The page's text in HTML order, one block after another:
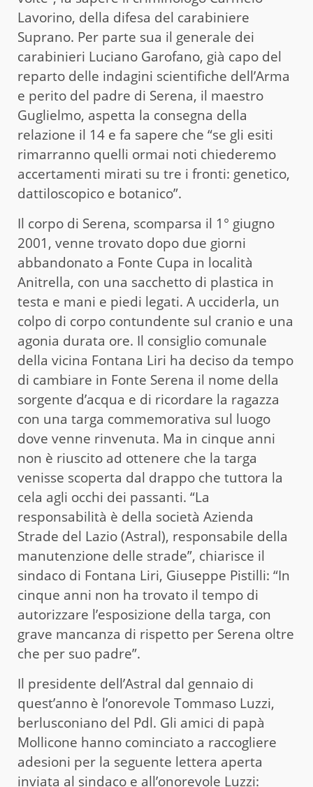
Lavorino, della difesa del carabiniere
Suprano. Per parte sua il generale dei
carabinieri Luciano Garofano, già capo del
reparto delle indagini scientifiche dell’Arma
e perito del padre di Serena, il maestro
Guglielmo, aspetta la consegna della
relazione il 14 e fa sapere che “se gli esiti
rimarranno quelli ormai noti chiederemo
accertamenti mirati su tre i fronti: genetico,
dattiloscopico e botanico”.
Il corpo di Serena, scomparsa il 1° giugno
2001, venne trovato dopo due giorni
abbandonato a Fonte Cupa in località
Anitrella, con una sacchetto di plastica in
testa e mani e piedi legati. A ucciderla, un
colpo di corpo contundente sul cranio e una
agonia durata ore. Il consiglio comunale
della vicina Fontana Liri ha deciso da tempo
di cambiare in Fonte Serena il nome della
sorgente d’acqua e di ricordare la ragazza
con una targa commemorativa sul luogo
dove venne rinvenuta. Ma in cinque anni
non è riuscito ad ottenere che la targa
venisse scoperta dal drappo che tuttora la
cela agli occhi dei passanti. “La
responsabilità è della società Azienda
Strade del Lazio (Astral), responsabile della
manutenzione delle strade”, chiarisce il
sindaco di Fontana Liri, Giuseppe Pistilli: “In
cinque anni non ha trovato il tempo di
autorizzare l’esposizione della targa, con
grave mancanza di rispetto per Serena oltre
che per suo padre”.
Il presidente dell’Astral dal gennaio di
quest’anno è l’onorevole Tommaso Luzzi,
berlusconiano del Pdl. Gli amici di papà
Mollicone hanno cominciato a raccogliere
adesioni per la seguente lettera aperta
inviata al sindaco e all’onorevole Luzzi: